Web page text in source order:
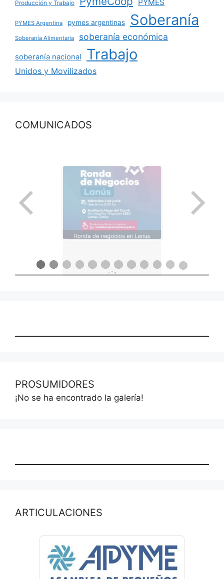
Producción y Trabajo PYMES
PYMES Argentina pymes argentinas Soberanía
Soberanía Alimentaria soberanía económica
soberanía nacional Trabajo
Unidos y Movilizados
COMUNICADOS
Ronda de negocios en Lanus
PROSUMIDORES
¡No se ha encontrado la galería!
ARTICULACIONES